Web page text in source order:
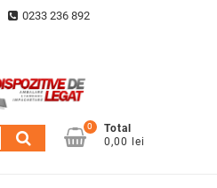
0233 236 892
Caută
după:
0
Total
0,00 lei